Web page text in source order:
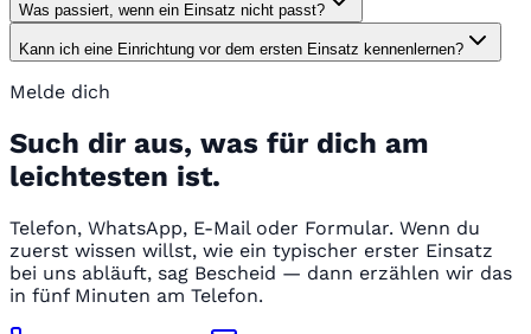
Was passiert, wenn ein Einsatz nicht passt?
Kann ich eine Einrichtung vor dem ersten Einsatz kennenlernen?
Melde dich
Such dir aus, was für dich am
leichtesten ist.
Telefon, WhatsApp, E-Mail oder Formular. Wenn du
zuerst wissen willst, wie ein typischer erster Einsatz
bei uns abläuft, sag Bescheid — dann erzählen wir das
in fünf Minuten am Telefon.